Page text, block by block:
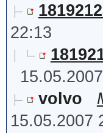
22:13
volvo
15.05.2007